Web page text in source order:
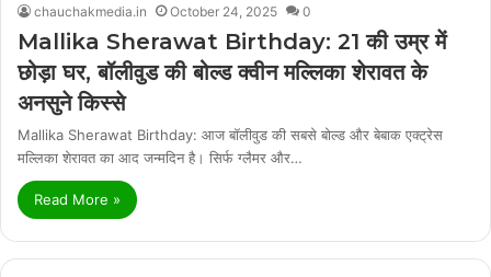
chauchakmedia.in October 24, 2025 0
Mallika Sherawat Birthday: 21 की उम्र में
छोड़ा घर, बॉलीवुड की बोल्ड क्वीन मल्लिका शेरावत के
अनसुने किस्से
Mallika Sherawat Birthday: आज बॉलीवुड की सबसे बोल्ड और बेबाक एक्ट्रेस
मल्लिका शेरावत का आद जन्मदिन है। सिर्फ ग्लैमर और…
Read More »